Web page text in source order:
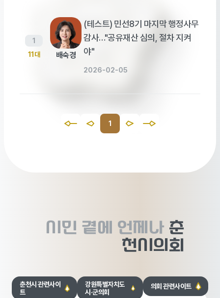
1
11대
배숙경
(테스트) 민선8기 마지막 행정사무
감사…"공유재산 심의, 절차 지켜
야"
2026-02-05
1
시민 곁에 언제나 춘
천시의회
춘천시 관련사이
트
강원특별자치도
시·군의회
의회 관련사이트